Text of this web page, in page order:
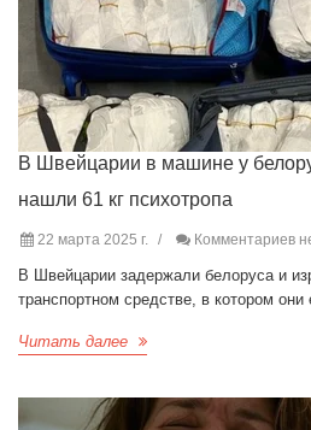
В Швейцарии в машине у
нашли 61 кг психотропа
22 марта 2025 г. Комментариев
В Швейцарии задержали белоруса и
транспортном средстве, в котором
Читать далее